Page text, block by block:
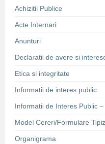
Achizitii Publice
Acte Internari
Anunturi
Declaratii de avere si
Etica si integritate
Informatii de interes public
Informatii de Interes Public
Model Cereri/Formulare
Organigrama